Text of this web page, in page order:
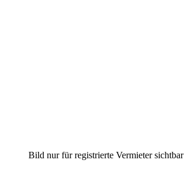
Bild nur für registrierte Vermieter sichtbar